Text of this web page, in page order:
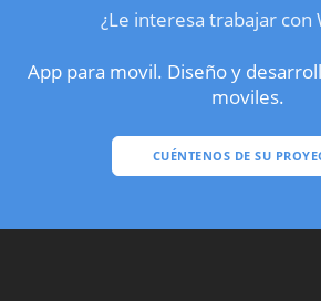
¿Le interesa trabajar con
App para movil. Diseño y
moviles.
CUÉNTENOS DE SU